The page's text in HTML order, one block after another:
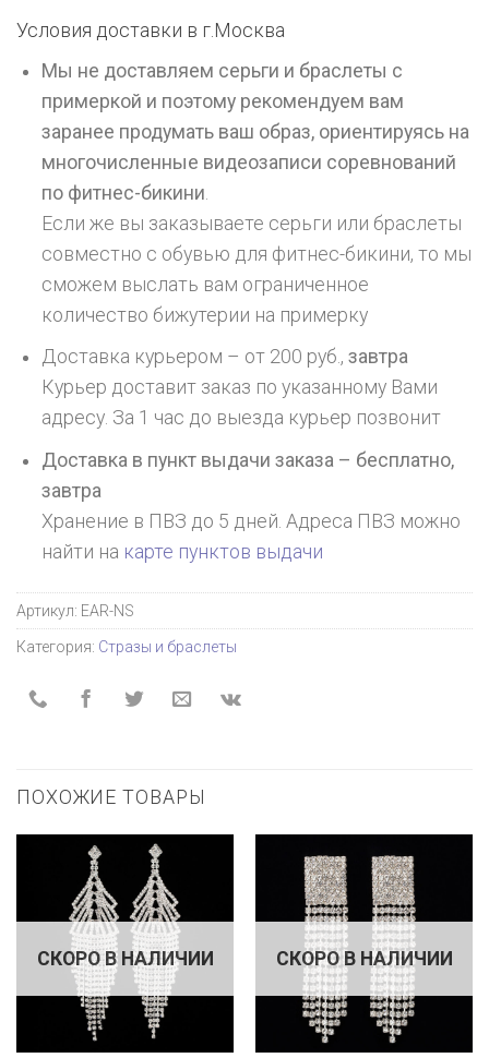
Условия доставки в г. Москва
Мы не доставляем серьги и браслеты с
примеркой и поэтому рекомендуем вам
заранее продумать ваш образ, ориентируясь на
многочисленные видеозаписи соревнований
по фитнес-бикини
Если же вы заказываете серьги или браслеты
совместно с обувью для фитнес-бикини, то мы
сможем выслать вам ограниченное
количество бижутерии на примерку
Доставка курьером – от 200 руб.,завтра
Курьер доставит заказ по указанному Вами
адресу. За 1 час до выезда курьер позвонит
Доставка в пункт выдачи заказа – бесплатно,
завтра
Хранение в ПВЗ до 5 дней. Адреса ПВЗ можно
найти на карте пунктов выдачи
Артикул: EAR-NS
Категория: Стразы и браслеты
ПОХОЖИЕ ТОВАРЫ
СКОРО В НАЛИЧИИ СКОРО В НАЛИЧИИ